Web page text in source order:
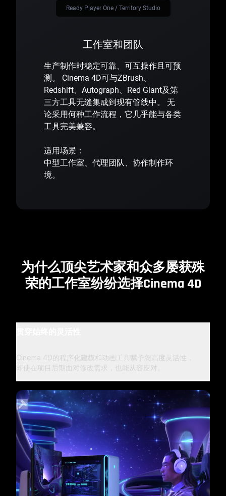
工作室和团队
生产制作时稳定可靠、可互操作且可预
测。 Cinema 4D可与ZBrush、
Redshift、Autograph、Red Giant及第
三方工具无缝集成到现有管线中。 无
论采用何种工作流程，它几乎能与各类
工具完美兼容。
适用场景：
中型工作室、代理团队、协作制作环
境。
Ready Player One / Territory Studio
为什么顶尖艺术家和众多屡获殊
荣的工作室纷纷选择Cinema 4D
Cinema 4D的程序化建模和动画工具赋予您高度灵活性，
即使在项目后期面对修改需求，也能从容应对。